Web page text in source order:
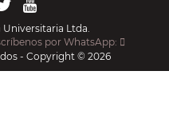
Ltda.
por WhatsApp:
- Copyright © 2026